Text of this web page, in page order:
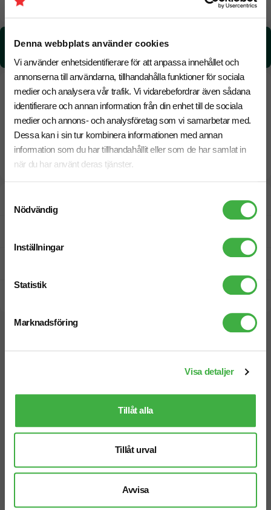
Denna webbplats använder cookies
Vi använder enhetsidentifierare för att anpassa innehållet och
annonserna till användarna, tillhandahålla funktioner för sociala
medier och analysera vår trafik. Vi vidarebefordrar även sådana
identifierare och annan information från din enhet till de sociala
medier och annons- och analysföretag som vi samarbetar med.
Dessa kan i sin tur kombinera informationen med annan
information som du har tillhandahållit eller som de har samlat in
när du har använt deras tjänster.
Nödvändig
Inställningar
Statistik
Marknadsföring
Visa detaljer
Tillåt alla
Tillåt urval
Avvisa
CO₂e -avtryck:
Telefon: 019-760 65 00